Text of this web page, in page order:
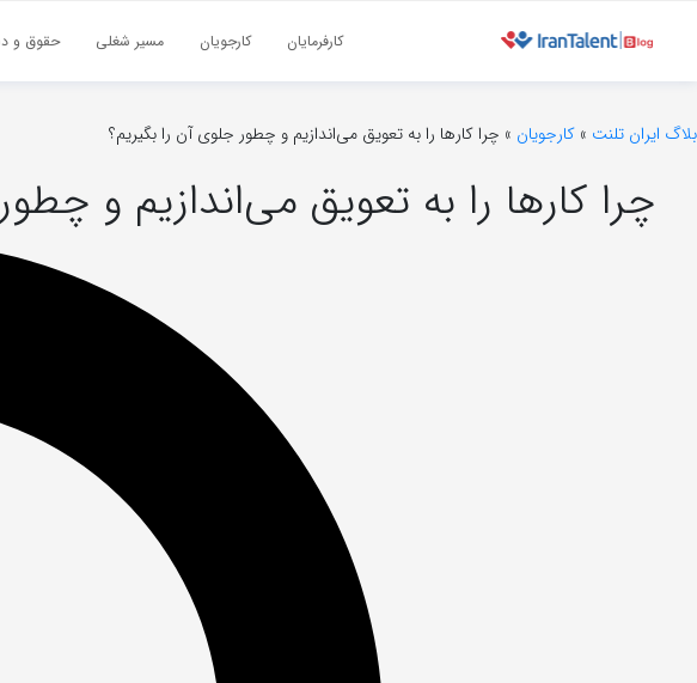
کارفرمایان کارجویان مسیر شغلی حقوق و
بلاگ ایران تلنت » کارجویان » چرا کارها را به تعویق می‌اندازیم و چطور جلوی آن را بگیریم؟
چرا کارها را به تعویق می‌اندازیم و